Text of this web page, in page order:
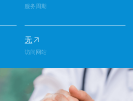
服务周期
无
访问网站